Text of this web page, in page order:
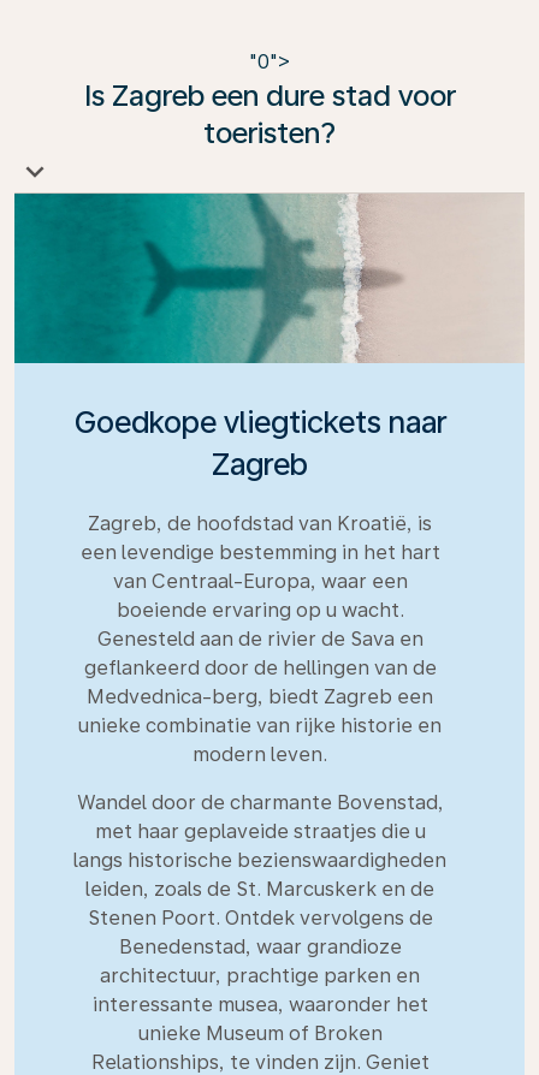
"0">
Is Zagreb een dure stad voor
toeristen?
Over het algemeen is Zagreb een relatief betaalbare
stad in vergelijking met andere Europese
hoofdsteden. Accommodatie, eten en vervoer zijn
doorgaans goedkoper dan bijvoorbeeld in West-
Europa.
Goedkope vliegtickets naar
Zagreb
Zagreb, de hoofdstad van Kroatië, is
een levendige bestemming in het hart
van Centraal-Europa, waar een
boeiende ervaring op u wacht.
Genesteld aan de rivier de Sava en
geflankeerd door de hellingen van de
Medvednica-berg, biedt Zagreb een
unieke combinatie van rijke historie en
modern leven.
Wandel door de charmante Bovenstad,
met haar geplaveide straatjes die u
langs historische bezienswaardigheden
leiden, zoals de St. Marcuskerk en de
Stenen Poort. Ontdek vervolgens de
Benedenstad, waar grandioze
architectuur, prachtige parken en
interessante musea, waaronder het
unieke Museum of Broken
Relationships, te vinden zijn. Geniet